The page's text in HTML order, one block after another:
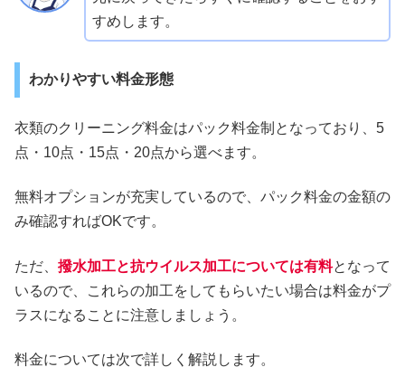
すめします。
わかりやすい料金形態
衣類のクリーニング料金はパック料金制となっており、5
点・10点・15点・20点から選べます。
無料オプションが充実しているので、パック料金の金額の
み確認すればOKです。
ただ、 撥水加工と抗ウイルス加工については有料となって
いるので、これらの加工をしてもらいたい場合は料金がプ
ラスになることに注意しましょう。
料金については次で詳しく解説します。